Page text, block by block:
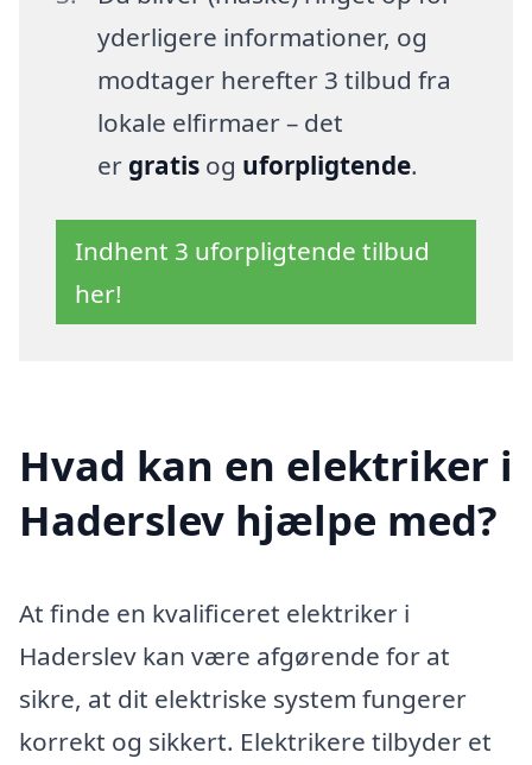
yderligere informationer, og
modtager herefter 3 tilbud fra
lokale elfirmaer – det
er gratisog uforpligtende.
Indhent 3 uforpligtende tilbud
her!
Hvad kan en elektriker i
Haderslev hjælpe med?
At finde en kvalificeret elektriker i
Haderslev kan være afgørende for at
sikre, at dit elektriske system fungerer
korrekt og sikkert. Elektrikere tilbyder et